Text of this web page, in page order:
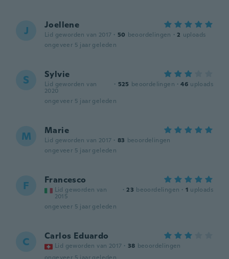
J Joellene
Lid geworden van 2017 · 50 beoordelingen · 2 uploads
ongeveer 5 jaar geleden
S Sylvie
Lid geworden van
2020
· 525 beoordelingen · 46 uploads
ongeveer 5 jaar geleden
M Marie
Lid geworden van 2017 · 83 beoordelingen
ongeveer 5 jaar geleden
F Francesco
Lid geworden van
2015
· 23 beoordelingen · 1 uploads
ongeveer 5 jaar geleden
C Carlos Eduardo
Lid geworden van 2017 · 38 beoordelingen